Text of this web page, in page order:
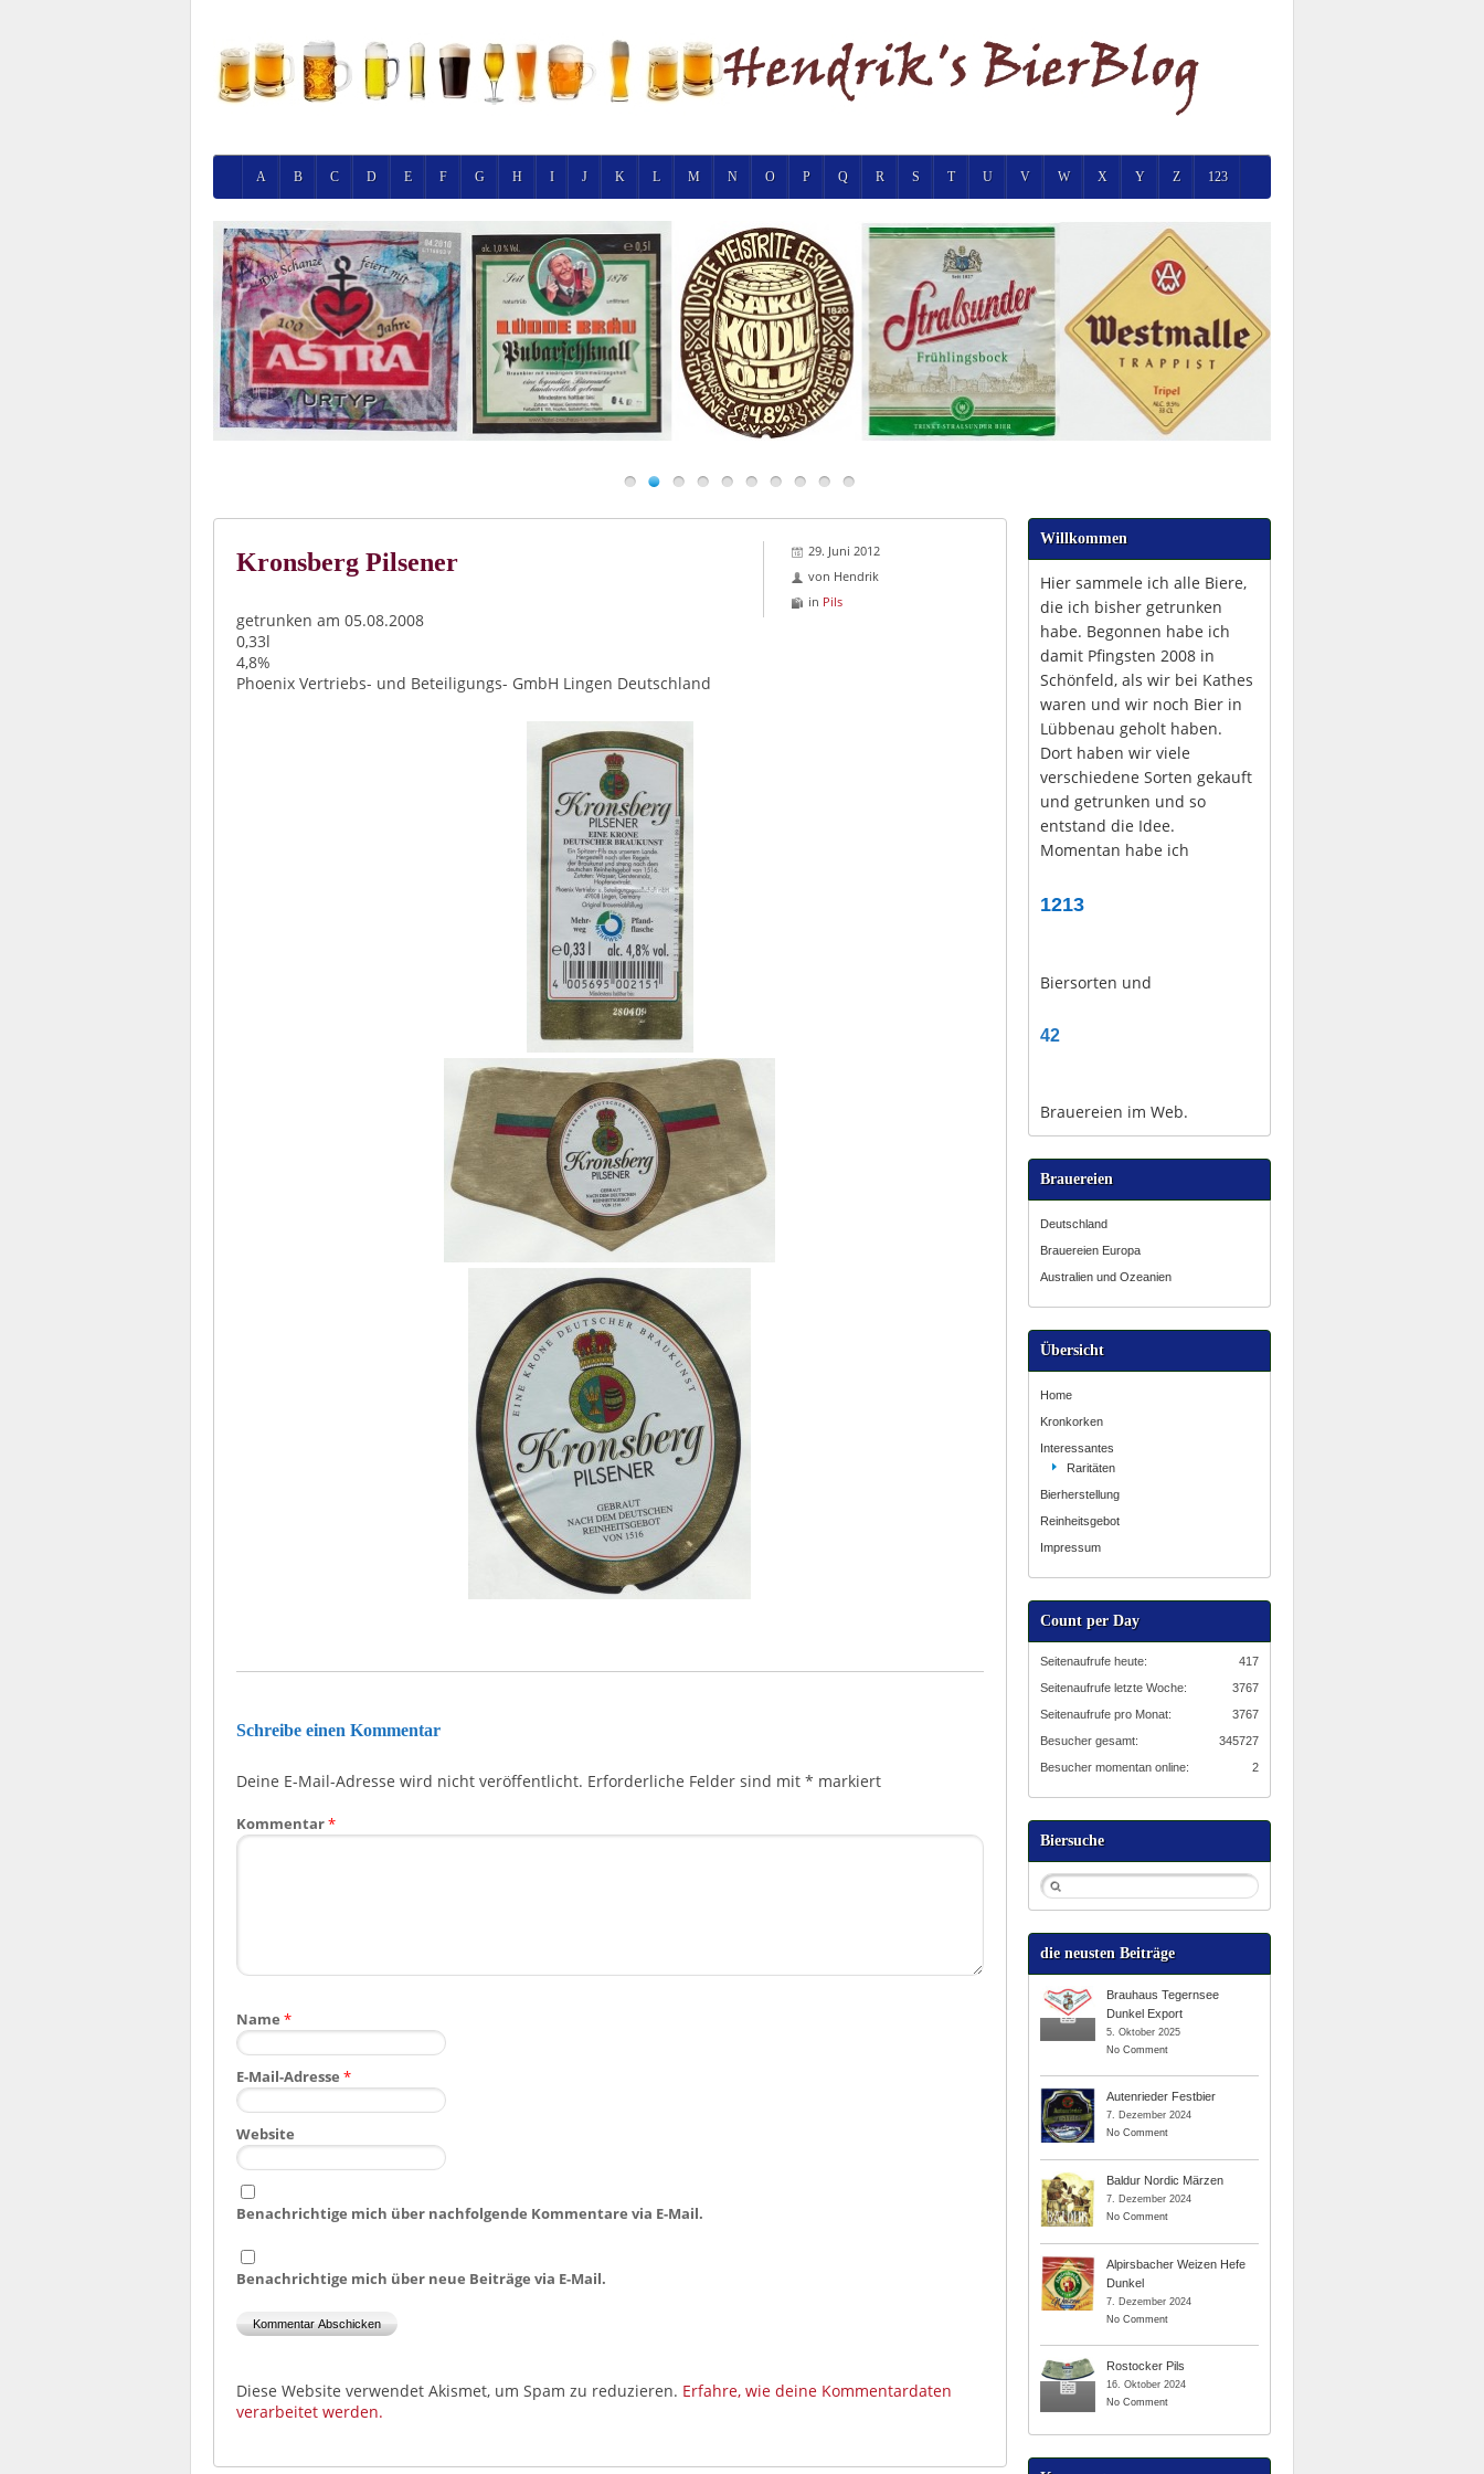
A B C D E F G H I J K L M N O P Q R S T U V W X Y Z 123
29. Juni 2012
von Hendrik
in Pils
Kronsberg Pilsener
getrunken am 05.08.2008
0,33l
4,8%
Phoenix Vertriebs- und Beteiligungs- GmbH Lingen Deutschland
Schreibe einen Kommentar
Deine E-Mail-Adresse wird nicht veröffentlicht. Erforderliche Felder sind mit * markiert
Kommentar*
Name *
E-Mail-Adresse *
Website
Benachrichtige mich über nachfolgende Kommentare via E-Mail.
Benachrichtige mich über neue Beiträge via E-Mail.
Diese Website verwendet Akismet, um Spam zu reduzieren. Erfahre, wie deine Kommentardaten
verarbeitet werden.
Willkommen
Hier sammele ich alle Biere,
die ich bisher getrunken
habe. Begonnen habe ich
damit Pfingsten 2008 in
Schönfeld, als wir bei Kathes
waren und wir noch Bier in
Lübbenau geholt haben.
Dort haben wir viele
verschiedene Sorten gekauft
und getrunken und so
entstand die Idee.
Momentan habe ich
1213
Biersorten und
42
Brauereien im Web.
Brauereien
Deutschland
Brauereien Europa
Australien und Ozeanien
Übersicht
Home
Kronkorken
Interessantes
Raritäten
Bierherstellung
Reinheitsgebot
Impressum
Count per Day
417
Seitenaufrufe heute:
3767
Seitenaufrufe letzte Woche:
3767
Seitenaufrufe pro Monat:
345727
Besucher gesamt:
2
Besucher momentan online:
Biersuche
die neusten Beiträge
Brauhaus Tegernsee
Dunkel Export
5. Oktober 2025
No Comment
Autenrieder Festbier
7. Dezember 2024
No Comment
Baldur Nordic Märzen
7. Dezember 2024
No Comment
Alpirsbacher Weizen Hefe
Dunkel
7. Dezember 2024
No Comment
Rostocker Pils
16. Oktober 2024
No Comment